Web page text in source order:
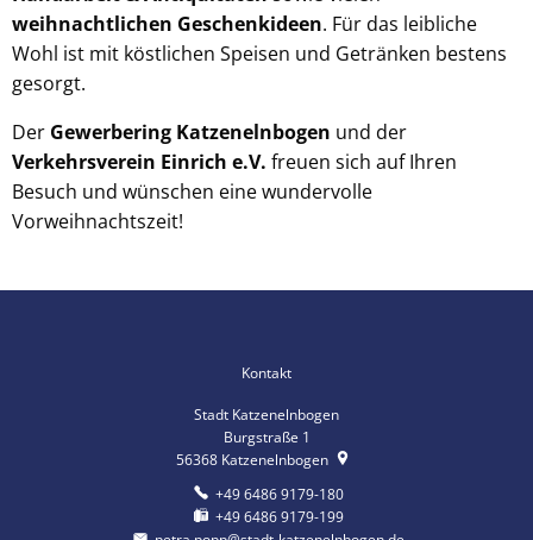
weihnachtlichen Geschenkideen. Für das leibliche
Wohl ist mit köstlichen Speisen und Getränken bestens
gesorgt.
Der Gewerbering Katzenelnbogen und der
Verkehrsverein Einrich e.V. freuen sich auf Ihren
Besuch und wünschen eine wundervolle
Vorweihnachtszeit!
Kontakt
Stadt Katzenelnbogen
Burgstraße 1
56368 Katzenelnbogen
+49 6486 9179-180
+49 6486 9179-199